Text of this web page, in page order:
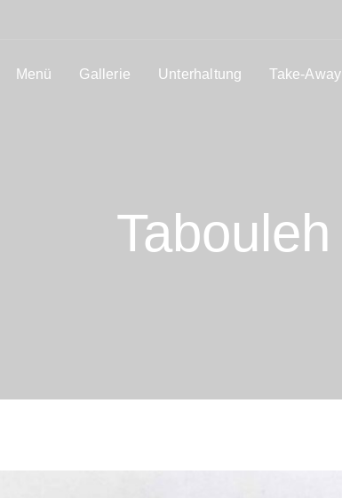
Menü Gallerie Unterhaltung Take-Away
Tabouleh